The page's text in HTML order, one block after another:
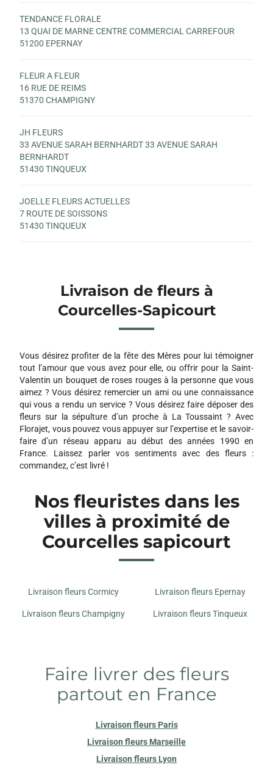
TENDANCE FLORALE
13 QUAI DE MARNE CENTRE COMMERCIAL CARREFOUR
51200 EPERNAY
FLEUR A FLEUR
16 RUE DE REIMS
51370 CHAMPIGNY
JH FLEURS
33 AVENUE SARAH BERNHARDT 33 AVENUE SARAH
BERNHARDT
51430 TINQUEUX
JOELLE FLEURS ACTUELLES
7 ROUTE DE SOISSONS
51430 TINQUEUX
Livraison de fleurs à
Courcelles-Sapicourt
Vous désirez profiter de la fête des Mères pour lui témoigner
tout l’amour que vous avez pour elle, ou offrir pour la Saint-
Valentin un bouquet de roses rouges à la personne que vous
aimez ? Vous désirez remercier un ami ou une connaissance
qui vous a rendu un service ? Vous désirez faire déposer des
fleurs sur la sépulture d’un proche à La Toussaint ? Avec
Florajet, vous pouvez vous appuyer sur l’expertise et le savoir-
faire d’un réseau apparu au début des années 1990 en
France. Laissez parler vos sentiments avec des fleurs :
commandez, c’est livré !
Nos fleuristes dans les
villes à proximité de
Courcelles sapicourt
Livraison fleurs Cormicy Livraison fleurs Epernay
Livraison fleurs Champigny Livraison fleurs Tinqueux
Faire livrer des fleurs
partout en France
Livraison fleurs Paris
Livraison fleurs Marseille
Livraison fleurs Lyon